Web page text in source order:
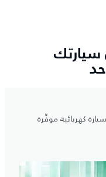
سيارتك
كهربائية موفِّرة